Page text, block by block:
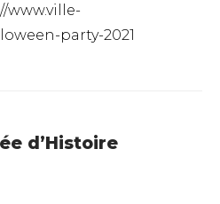
www.ville-
party-2021
d’Histoire